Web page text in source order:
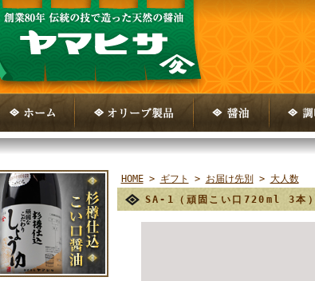
HOME> ギフト > お届け先別 > 大人数
SA-1（頑固こい口720ml 3本）